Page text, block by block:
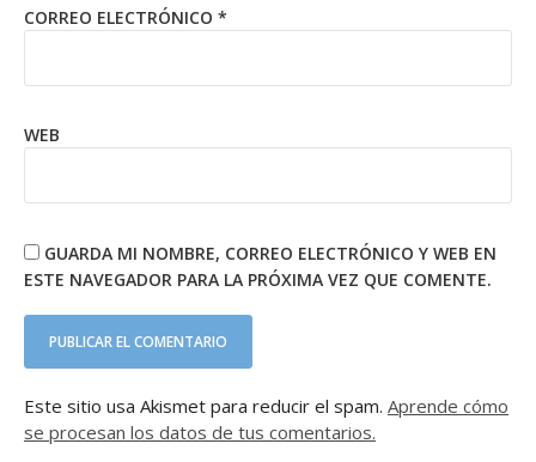
CORREO ELECTRÓNICO *
WEB
GUARDA MI NOMBRE, CORREO ELECTRÓNICO Y WEB EN
ESTE NAVEGADOR PARA LA PRÓXIMA VEZ QUE COMENTE.
Este sitio usa Akismet para reducir el spam. Aprende cómo
se procesan los datos de tus comentarios.